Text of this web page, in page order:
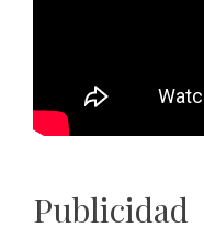
Publicidad